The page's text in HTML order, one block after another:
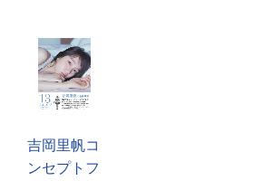
吉岡里帆コ
ンセプトフ